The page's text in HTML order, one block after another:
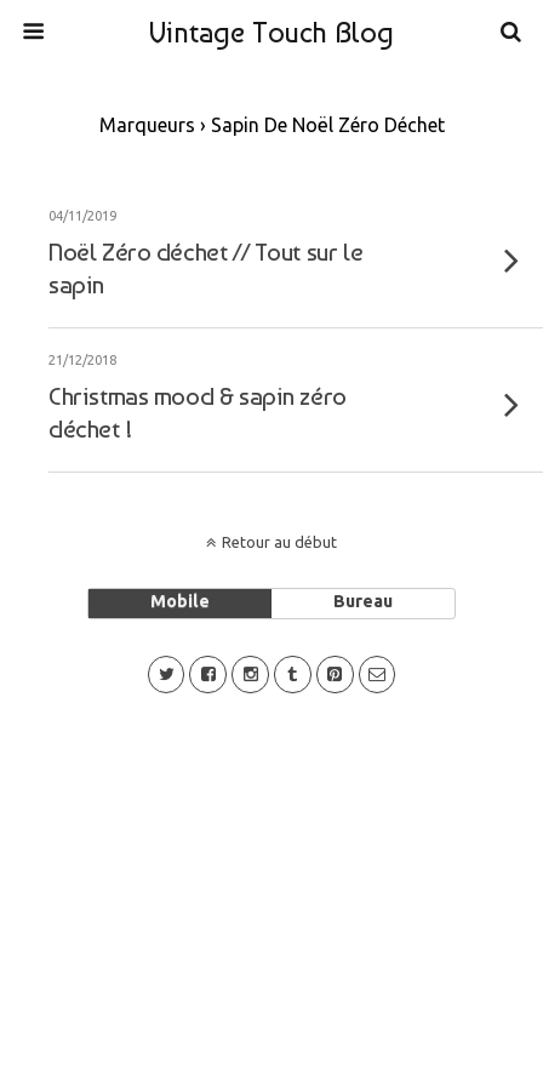
Vintage Touch Blog
Marqueurs › Sapin De Noël Zéro Déchet
04/11/2019
Noël Zéro déchet // Tout sur le
sapin
21/12/2018
Christmas mood & sapin zéro
déchet !
Retour au début
Mobile Bureau